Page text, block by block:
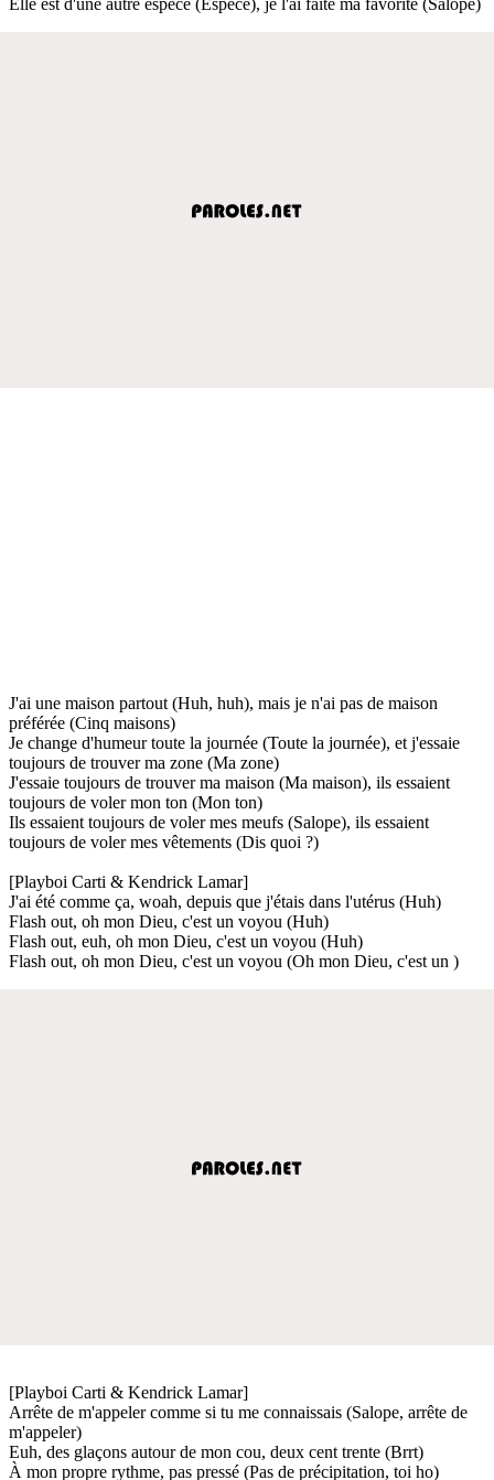
J'ai une maison partout (Huh, huh), mais je n'ai pas de maison
préférée (Cinq maisons)
Je change d'humeur toute la journée (Toute la journée), et j'essaie
toujours de trouver ma zone (Ma zone)
J'essaie toujours de trouver ma maison (Ma maison), ils essaient
toujours de voler mon ton (Mon ton)
Ils essaient toujours de voler mes meufs (Salope), ils essaient
toujours de voler mes vêtements (Dis quoi ?)
[Playboi Carti & Kendrick Lamar]
J'ai été comme ça, woah, depuis que j'étais dans l'utérus (Huh)
Flash out, oh mon Dieu, c'est un voyou (Huh)
Flash out, euh, oh mon Dieu, c'est un voyou (Huh)
Flash out, oh mon Dieu, c'est un voyou (Oh mon Dieu, c'est un )
[Playboi Carti & Kendrick Lamar]
Arrête de m'appeler comme si tu me connaissais (Salope, arrête de
m'appeler)
Euh, des glaçons autour de mon cou, deux cent trente (Brrt)
À mon propre rythme, pas pressé (Pas de précipitation, toi ho)